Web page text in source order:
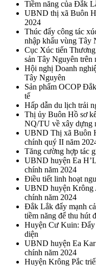
Tiềm năng của Đắk
UBND thị xã Buôn
2024
Thúc đẩy công tác
nhập khẩu vùng Tây
Cục Xúc tiến
sản Tây Nguyên trên
Hội nghị Doanh
Tây Nguyên
Sản phẩm OCOP
tế
Hấp dẫn du lịch trải
Thị ủy Buôn Hồ sơ
NQ/TU về xây dựng
UBND Thị xã Buôn
chính quý II năm
Tăng cường hợp tác
UBND huyện Ea
chính năm 2024
Điều tiết linh hoạt
UBND huyện Krông
chính năm 2024
Đắk Lắk đẩy mạnh
tiềm năng để thu hút
Huyện Cư Kuin: Đẩy
diện
UBND huyện Ea Kar
chính năm 2024
Huyện Krông Pắc